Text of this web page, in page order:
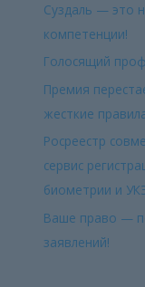
Суздаль — это
компетенции!
Голосящий
Премия
жесткие
Росреестр
сервис
биометрии и
Ваше право —
заявлений!